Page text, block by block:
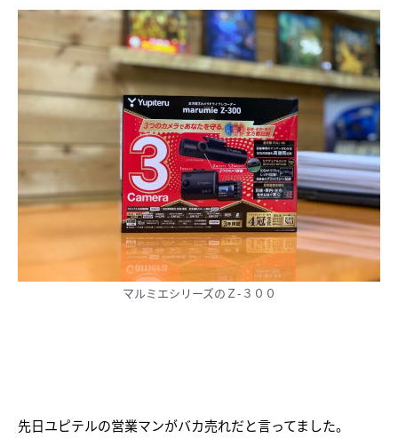
マルミエシリーズのＺ-３００
先日ユピテルの営業マンがバカ売れだと言ってました。